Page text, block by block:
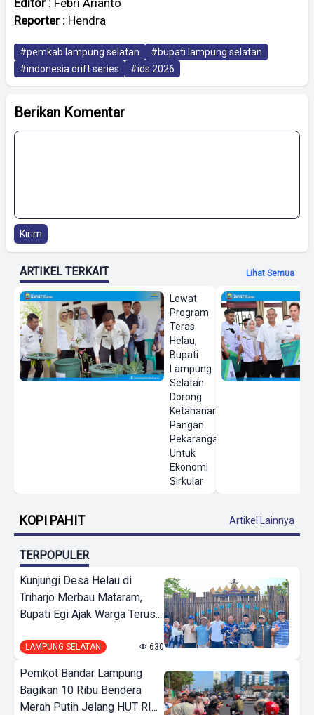
Editor : Febri Arianto
Reporter : Hendra
#pemkab lampung selatan
#bupati lampung selatan
#indonesia drift series
#ids 2026
Berikan Komentar
Kirim
ARTIKEL TERKAIT Lihat Semua
Lewat
Program
Teras
Helau,
Bupati
Lampung
Selatan
Dorong
Ketahanan
Pangan
Pekarangan
Untuk
Ekonomi
Sirkular
KOPI PAHIT Artikel Lainnya
TERPOPULER
Kunjungi Desa Helau di
Triharjo Merbau Mataram,
Bupati Egi Ajak Warga Terus...
LAMPUNG SELATAN 630
Pemkot Bandar Lampung
Bagikan 10 Ribu Bendera
Merah Putih Jelang HUT RI...